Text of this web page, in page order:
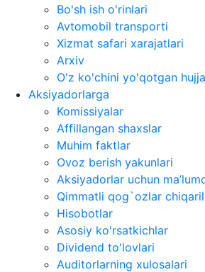
Bo'sh ish o'rinlari
Avtomobil transporti
Xizmat safari xarajatlari
Arxiv
O'z ko'chini yo'qotgan
Aksiyadorlarga
Komissiyalar
Affillangan shaxslar
Muhim faktlar
Ovoz berish yakunlari
Aksiyadorlar uchun
Qimmatli qog`ozlar
Hisobotlar
Asosiy ko'rsatkichlar
Dividend to'lovlari
Auditorlarning xulosalari